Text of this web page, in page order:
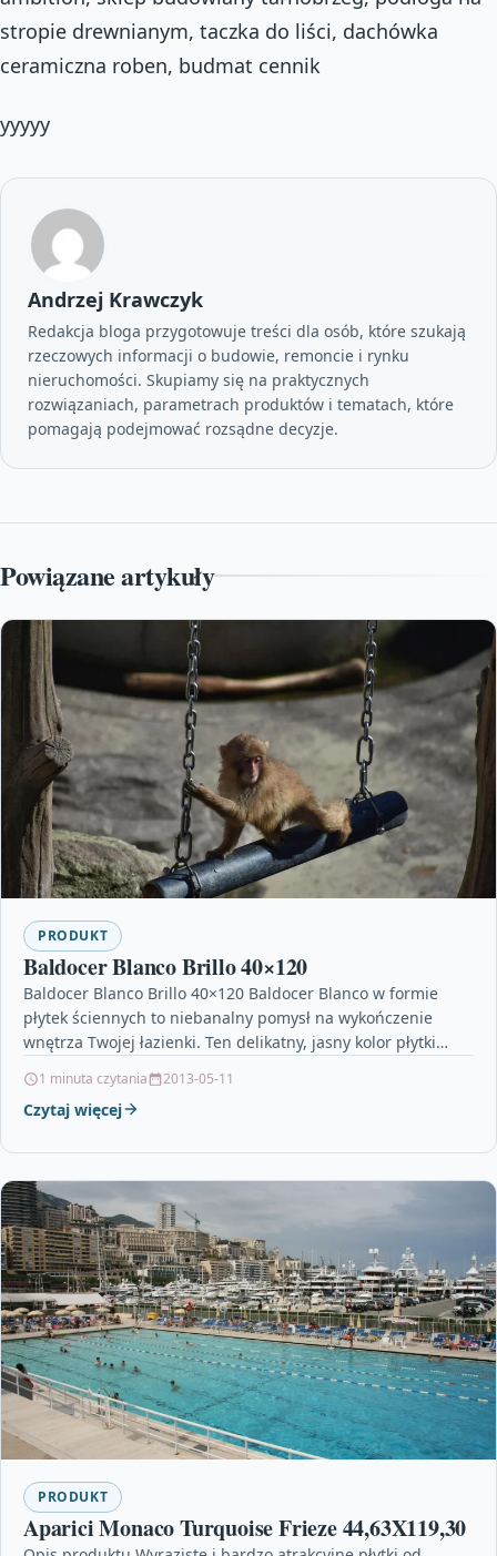
stropie drewnianym, taczka do liści, dachówka
ceramiczna roben, budmat cennik
yyyyy
Andrzej Krawczyk
Redakcja bloga przygotowuje treści dla osób, które szukają
rzeczowych informacji o budowie, remoncie i rynku
nieruchomości. Skupiamy się na praktycznych
rozwiązaniach, parametrach produktów i tematach, które
pomagają podejmować rozsądne decyzje.
Powiązane artykuły
PRODUKT
Baldocer Blanco Brillo 40×120
Baldocer Blanco Brillo 40×120 Baldocer Blanco w formie
płytek ściennych to niebanalny pomysł na wykończenie
wnętrza Twojej łazienki. Ten delikatny, jasny kolor płytki
1 minuta czytania 2013-05-11
Czytaj więcej
PRODUKT
Aparici Monaco Turquoise Frieze 44,63X119,30